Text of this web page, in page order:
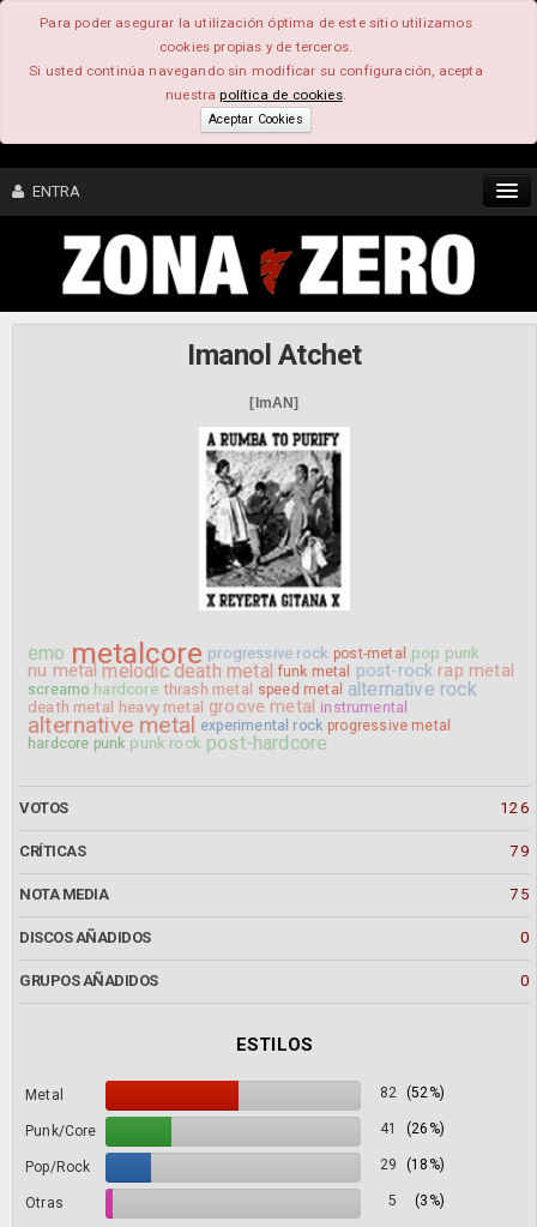
Para poder asegurar la utilización óptima de este sitio utilizamos
cookies propias y de terceros.
Si usted continúa navegando sin modificar su configuración, acepta
nuestrapolítica de cookies.
Aceptar Cookies
ENTRA
CONTENIDO
Imanol Atchet
[ImAN]
emo metalcore progressive rock post-metal pop punk
nu metal melodic death metal funk metal post-rock rap metal
screamo hardcore thrash metal speed metal alternative rock
death metal heavy metal groove metal instrumental
alternative metal experimental rock progressive metal
hardcore punk punk rock post-hardcore
VOTOS 126
CRÍTICAS 79
NOTA MEDIA 75
DISCOS AÑADIDOS 0
GRUPOS AÑADIDOS 0
ESTILOS
Metal 82 (52%)
Punk/Core 41 (26%)
Pop/Rock 29 (18%)
Otras 5 (3%)